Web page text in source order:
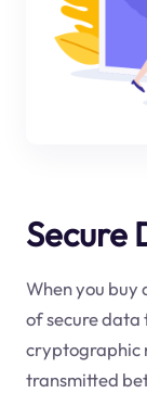
Secure
When you buy
of secure data
cryptographic
transmitted